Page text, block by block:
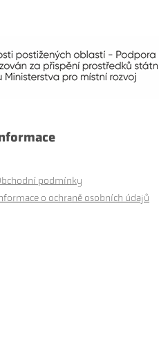
podmínky
o ochraně osobních údajů